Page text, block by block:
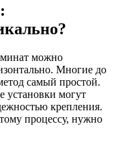
можно
Многие до
самый простой.
установки могут
крепления.
процессу, нужно